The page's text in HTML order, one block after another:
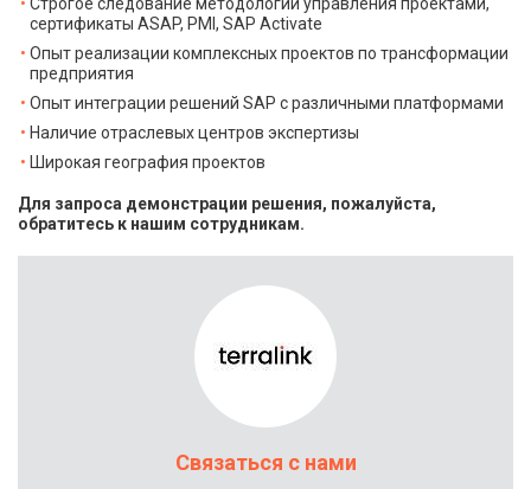
сертификаты ASAP, PMI, SAP Activate
Опыт реализации комплексных проектов по трансформации
предприятия
Опыт интеграции решений SAP с различными платформами
Наличие отраслевых центров экспертизы
Широкая география проектов
Для запроса демонстрации решения, пожалуйста,
обратитесь к нашим сотрудникам.
Связаться с нами